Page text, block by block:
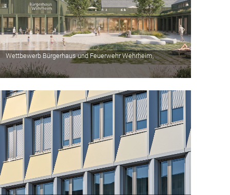
Wettbewerb Bürgerhaus und Feuerwehr Wehrheim,